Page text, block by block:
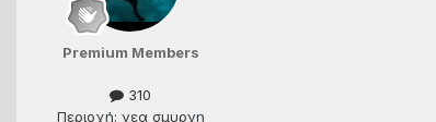
Premium Members
310
Περιοχή: νεα σμυρνη